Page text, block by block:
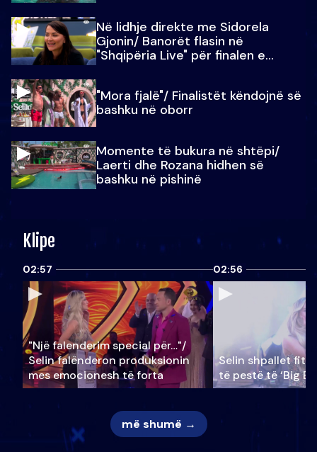
Në lidhje direkte me Sidorela
Gjonin/ Banorët flasin në
"Shqipëria Live" për finalen e
"Mora fjalë"/ Finalistët këndojnë së
bashku në oborr
Momente të bukura në shtëpi/
Laerti dhe Rozana hidhen së
bashku në pishinë
Klipe
02:57
"Një falenderim special për…"/
Selin falënderon produksionin
mes emocionesh të forta
02:56
Selin shpallet
të pestë të ‘Big
më shumë →